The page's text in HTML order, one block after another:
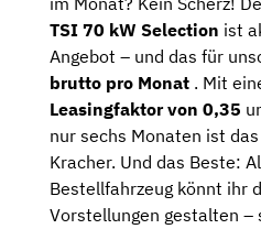
TSI 70 kW Selection ist
Angebot – und das für
brutto pro Monat . Mit
Leasingfaktor von 0,35
nur sechs Monaten ist
Kracher. Und das Beste:
Bestellfahrzeug könnt ihr
Vorstellungen gestalten –